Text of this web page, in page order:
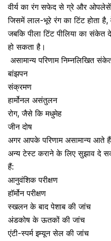
वीर्य का रंग सफेद से ग्रे और ओपलेसेंट
जिसमें लाल-भूरे रंग का टिंट होता है,
जबकि पीला टिंट पीलिया का संकेत
हो सकता है।
असामान्य परिणाम निम्नलिखित
बांझपन
संक्रमण
हार्मोनल असंतुलन
रोग,जैसे किमधुमेह
जीन दोष
अगर आपके परिणाम असामान्य आते हैं
अन्य टेस्ट कराने के लिए सुझाव दे
हैं:
आनुवंशिक परीक्षण
हॉर्मोन परीक्षण
स्खलन के बाद पेशाब की जांच
अंडकोष के ऊतकों की जांच
एंटी-स्पर्म इम्यून सेल की जांच